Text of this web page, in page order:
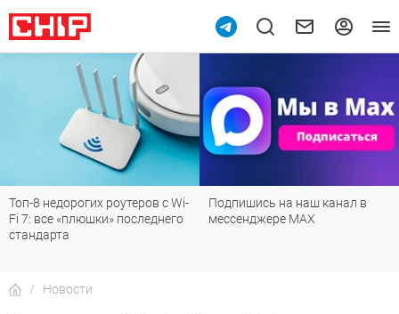
Топ-8 недорогих роутеров с Wi-
Fi 7: все «плюшки» последнего
стандарта
Подпишись на наш канал в
мессенджере МАХ
Новости